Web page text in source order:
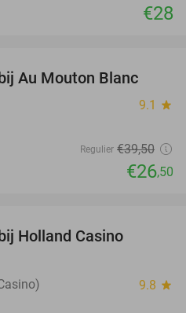
€28
33%
Au Mouton Blanc
9.1 star
Regulier €39,50
€26,50
Holland Casino
9.8 star